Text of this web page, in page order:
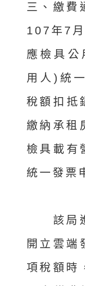
三、繳費
107年7月
應檢具公
用人)統
稅額扣抵
繳納承租
檢具載有
統一發票
該局進
開立雲端
項稅額時